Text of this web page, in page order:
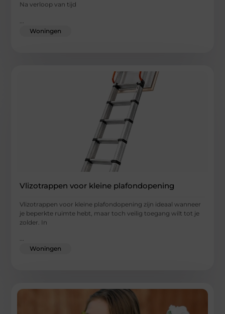
Na verloop van tijd
Woningen
Vlizotrappen voor kleine plafondopening
Vlizotrappen voor kleine plafondopening zijn ideaal wanneer
je beperkte ruimte hebt, maar toch veilig toegang wilt tot je
zolder. In
...
Woningen